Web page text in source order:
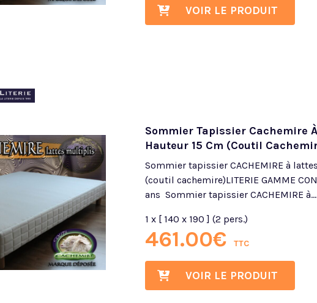
VOIR LE PRODUIT
Sommier Tapissier Cachemire
Hauteur 15 Cm (coutil
Sommier tapissier CACHEMIRE à
(coutil cachemire)LITERIE GAMME
ans Sommier tapissier CACHEMIRE à...
1 x [ 140 x 190 ] (2 pers.)
461.00€ TTC
VOIR LE PRODUIT